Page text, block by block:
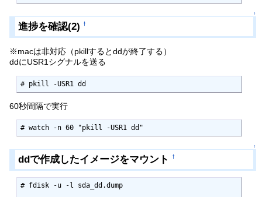
↑
進捗を確認(2) †
※macは非対応（pkillするとddが終了する）
ddにUSR1シグナルを送る
# pkill -USR1 dd
60秒間隔で実行
# watch -n 60 "pkill -USR1 dd"
↑
ddで作成したイメージをマウント †
# fdisk -u -l sda_dd.dump